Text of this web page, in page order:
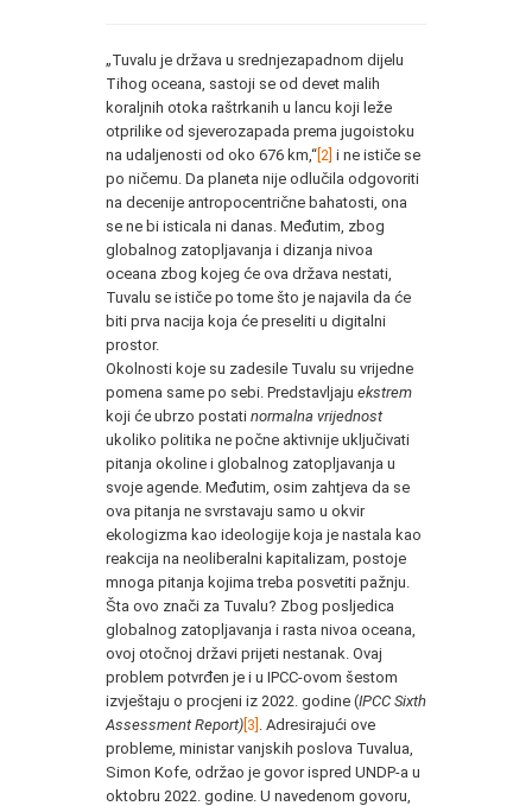
„Tuvalu je država u srednjezapadnom dijelu
Tihog oceana, sastoji se od devet malih
koraljnih otoka raštrkanih u lancu koji leže
otprilike od sjeverozapada prema jugoistoku
na udaljenosti od oko 676 km,“ [2] i ne ističe se
po ničemu. Da planeta nije odlučila odgovoriti
na decenije antropocentrične bahatosti, ona
se ne bi isticala ni danas. Međutim, zbog
globalnog zatopljavanja i dizanja nivoa
oceana zbog kojeg će ova država nestati,
Tuvalu se ističe po tome što je najavila da će
biti prva nacija koja će preseliti u digitalni
prostor.
Okolnosti koje su zadesile Tuvalu su vrijedne
pomena same po sebi. Predstavljaju ekstrem
koji će ubrzo postati normalna vrijednost
ukoliko politika ne počne aktivnije uključivati
pitanja okoline i globalnog zatopljavanja u
svoje agende. Međutim, osim zahtjeva da se
ova pitanja ne svrstavaju samo u okvir
ekologizma kao ideologije koja je nastala kao
reakcija na neoliberalni kapitalizam, postoje
mnoga pitanja kojima treba posvetiti pažnju.
Šta ovo znači za Tuvalu? Zbog posljedica
globalnog zatopljavanja i rasta nivoa oceana,
ovoj otočnoj državi prijeti nestanak. Ovaj
problem potvrđen je i u IPCC-ovom šestom
izvještaju o procjeni iz 2022. godine (IPCC Sixth
Assessment Report) [3]
. Adresirajući ove
probleme, ministar vanjskih poslova Tuvalua,
Simon Kofe, održao je govor ispred UNDP-a u
oktobru 2022. godine. U navedenom govoru,